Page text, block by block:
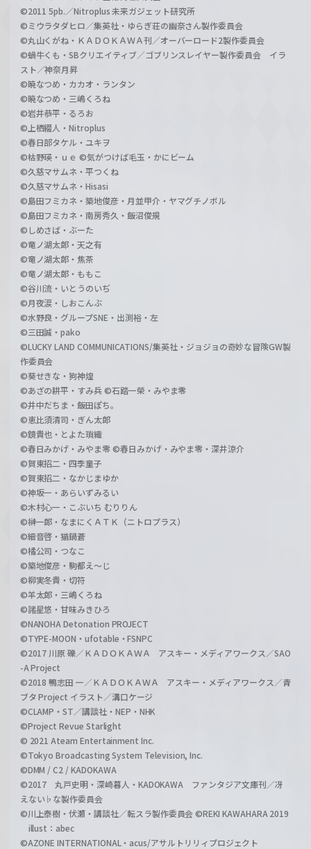
©2011 5pb.／Nitroplus 未来ガジェット研究所
©ミウラタダヒロ／集英社・ゆらぎ荘の幽奈さん製作委員会
©丸山くがね・ＫＡＤＯＫＡＷＡ刊／オーバーロード2製作委員会
©蝸牛くも・SBクリエイティブ／ゴブリンスレイヤー製作委員会 イラ
スト／神奈月昇
©暁なつめ・カカオ・ランタン
©暁なつめ・三嶋くろね
©岩井恭平・るろお
©上栖綴人・Nitroplus
©春日部タケル・ユキヲ
©枯野瑛・ｕｅ ©気がつけば毛玉・かにビーム
©久慈マサムネ・平つくね
©久慈マサムネ・Hisasi
©島田フミカネ・築地俊彦・月並甲介・ヤマグチノボル
©島田フミカネ・南房秀久・飯沼俊規
©しめさば・ぶーた
©竜ノ湖太郎・天之有
©竜ノ湖太郎・焦茶
©竜ノ湖太郎・ももこ
©谷川流・いとうのいぢ
©月夜涙・しおこんぶ
©水野良・グループSNE・出渕裕・左
©三田誠・pako
©LUCKY LAND COMMUNICATIONS/集英社・ジョジョの奇妙な冒険GW製
作委員会
©葵せきな・狗神煌
©あざの耕平・すみ兵 ©石踏一榮・みやま零
©井中だちま・飯田ぽち。
©恵比須清司・ぎん太郎
©鏡貴也・とよた瑣織
©春日みかげ・みやま零 ©春日みかげ・みやま零・深井涼介
©賀東招二・四季童子
©賀東招二・なかじまゆか
©神坂一・あらいずみるい
©木村心一・こぶいち むりりん
©榊一郎・なまにくＡＴＫ（ニトロプラス）
©細音啓・猫鍋蒼
©橘公司・つなこ
©築地俊彦・駒都え～じ
©柳実冬貴・切符
©羊太郎・三嶋くろね
©諸星悠・甘味みきひろ
©NANOHA Detonation PROJECT
©TYPE-MOON・ufotable・FSNPC
©2017 川原 礫／ＫＡＤＯＫＡＷＡ アスキー・メディアワークス／SAO
-A Project
©2018 鴨志田 一／ＫＡＤＯＫＡＷＡ アスキー・メディアワークス／青
ブタ Project イラスト／溝口ケージ
©CLAMP・ST／講談社・NEP・NHK
©Project Revue Starlight
© 2021 Ateam Entertainment Inc.
©Tokyo Broadcasting System Television, Inc.
©DMM / C2 / KADOKAWA
©2017 丸戸史明・深崎暮人・KADOKAWA ファンタジア文庫刊／冴
えない♭な製作委員会
©川上泰樹・伏瀬・講談社／転スラ製作委員会 ©REKI KAWAHARA 2019
illust：abec
©AZONE INTERNATIONAL・acus/アサルトリリィプロジェクト